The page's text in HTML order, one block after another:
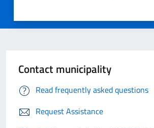
Contact municipality
Read frequently asked questions
Request Assistance